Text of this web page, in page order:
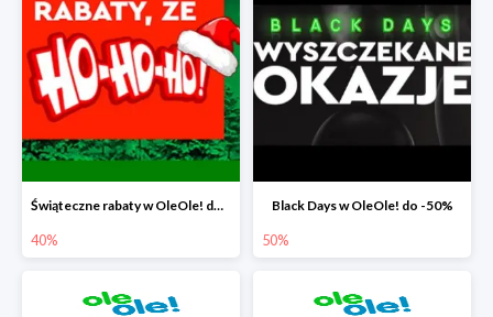
Świąteczne rabaty w OleOle! do -40%
40%
Black Days w OleOle! do -50%
50%